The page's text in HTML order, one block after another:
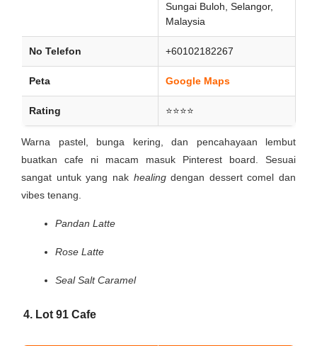
Sungai Buloh, Selangor,
Malaysia
No Telefon +60102182267
Peta Google Maps
Rating ⭐⭐⭐⭐
Warna pastel, bunga kering, dan pencahayaan lembut
buatkan cafe ni macam masuk Pinterest board. Sesuai
sangat untuk yang nak healingdengan dessert comel dan
vibes tenang.
Pandan Latte
Rose Latte
Seal Salt Caramel
4. Lot 91 Cafe